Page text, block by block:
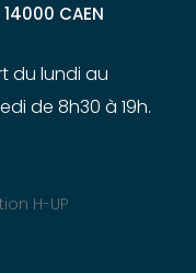
14000 CAEN
du lundi au
de 8h30 à 19h.
H-UP